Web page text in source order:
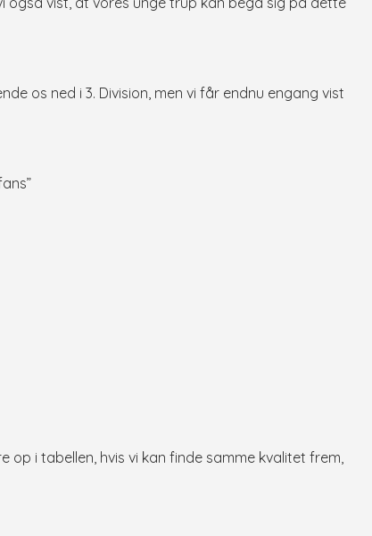
os ned i 3. Division, men vi får endnu engang vist
i tabellen, hvis vi kan finde samme kvalitet frem,